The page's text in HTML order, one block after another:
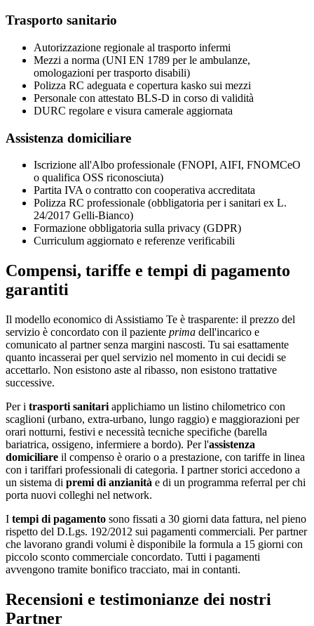
Trasporto sanitario
Autorizzazione regionale al trasporto infermi
Mezzi a norma (UNI EN 1789 per le ambulanze,
omologazioni per trasporto disabili)
Polizza RC adeguata e copertura kasko sui mezzi
Personale con attestato BLS-D in corso di validità
DURC regolare e visura camerale aggiornata
Assistenza domiciliare
Iscrizione all'Albo professionale (FNOPI, AIFI, FNOMCeO
o qualifica OSS riconosciuta)
Partita IVA o contratto con cooperativa accreditata
Polizza RC professionale (obbligatoria per i sanitari ex L.
24/2017 Gelli-Bianco)
Formazione obbligatoria sulla privacy (GDPR)
Curriculum aggiornato e referenze verificabili
Compensi, tariffe e tempi di pagamento
garantiti
Il modello economico di Assistiamo Te è trasparente: il prezzo del
servizio è concordato con il paziente prima dell'incarico e
comunicato al partner senza margini nascosti. Tu sai esattamente
quanto incasserai per quel servizio nel momento in cui decidi se
accettarlo. Non esistono aste al ribasso, non esistono trattative
successive.
Per i trasporti sanitari applichiamo un listino chilometrico con
scaglioni (urbano, extra-urbano, lungo raggio) e maggiorazioni per
orari notturni, festivi e necessità tecniche specifiche (barella
bariatrica, ossigeno, infermiere a bordo). Per l'assistenza
domiciliare il compenso è orario o a prestazione, con tariffe in linea
con i tariffari professionali di categoria. I partner storici accedono a
un sistema di premi di anzianità e di un programma referral per chi
porta nuovi colleghi nel network.
I tempi di pagamento sono fissati a 30 giorni data fattura, nel pieno
rispetto del D.Lgs. 192/2012 sui pagamenti commerciali. Per partner
che lavorano grandi volumi è disponibile la formula a 15 giorni con
piccolo sconto commerciale concordato. Tutti i pagamenti
avvengono tramite bonifico tracciato, mai in contanti.
Recensioni e testimonianze dei nostri
Partner